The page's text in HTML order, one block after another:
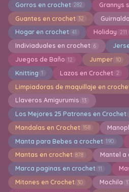
Gorros en crochet 282 Grannys
Guantes en crochet 32
Hogar en crochet 41 Holiday 211
Indiviaduales en crochet 6
Juegos de Baño 12 Jumper 10
Knitting 1 Lazos en Crochet 2
Limpiadoras de maquillaje en
Llaveros Amigurumis 13
Los Mejores 25 Patrones en Crochet
Mandalas en Crochet 158
Manta para Bebes a crochet 190
Mantas en crochet 878 Mantel a
Marca paginas en crochet 11
Mitones en Crochet 30 Mochila